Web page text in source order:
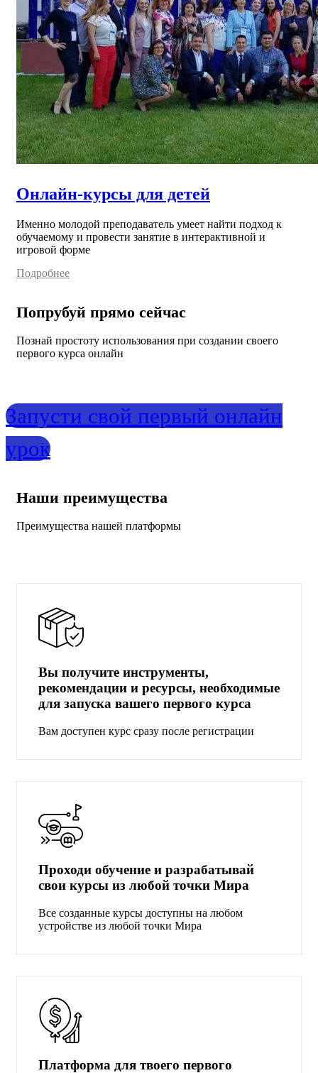
Онлайн-курсы для детей
Именно молодой преподаватель умеет найти подход к
обучаемому и провести занятие в интерактивной и
игровой форме
Подробнее
Попрубуй прямо сейчас
Познай простоту использования при создании своего
первого курса онлайн
Запусти свой первый онлайн
урок
Наши преимущества
Преимущества нашей платформы
Вы получите инструменты,
рекомендации и ресурсы, необходимые
для запуска вашего первого курса
Вам доступен курс сразу после регистрации
Проходи обучение и разрабатывай
свои курсы из любой точки Мира
Все созданные курсы доступны на любом
устройстве из любой точки Мира
Платформа для твоего первого